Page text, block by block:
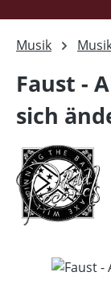
Musik
Faust -
sich